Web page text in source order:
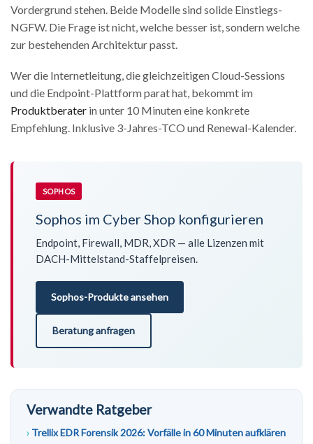
Vordergrund stehen. Beide Modelle sind solide Einstiegs-
NGFW. Die Frage ist nicht, welche besser ist, sondern welche
zur bestehenden Architektur passt.
Wer die Internetleitung, die gleichzeitigen Cloud-Sessions
und die Endpoint-Plattform parat hat, bekommt im
Produktberater in unter 10 Minuten eine konkrete
Empfehlung. Inklusive 3-Jahres-TCO und Renewal-Kalender.
SOPHOS
Sophos im Cyber Shop konfigurieren
Endpoint, Firewall, MDR, XDR — alle Lizenzen mit
DACH-Mittelstand-Staffelpreisen.
Sophos-Produkte ansehen
Beratung anfragen
Verwandte Ratgeber
Trellix EDR Forensik 2026: Vorfälle in 60 Minuten aufklären